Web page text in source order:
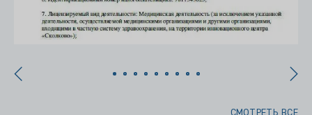
СМОТРЕТЬ ВСЕ